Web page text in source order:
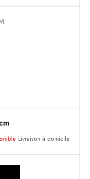
Livraison à domicile